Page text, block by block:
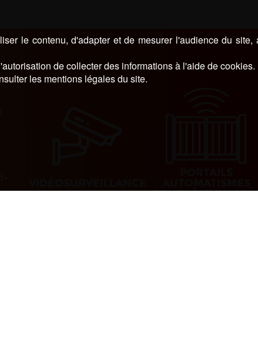
CONTRÔLE
le contenu, d'adapter et de mesurer l'audience du
de collecter des informations à l'aide de cookies.
les mentions légales du site.